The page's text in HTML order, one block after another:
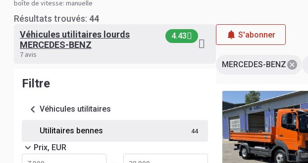
boîte de vitesse: manuelle
Résultats trouvés: 44
Véhicules utilitaires lourds
MERCEDES-BENZ
4.43
7 avis
Filtre
Véhicules utilitaires
Utilitaires bennes 44
Prix, EUR
S'abonner
MERCEDES-BENZ